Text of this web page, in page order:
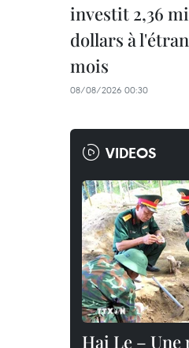
investit 2,36
dollars à
mois
08/08/2026 00:30
VIDEOS
Hai Le – Une